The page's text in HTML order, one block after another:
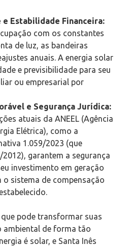
Estabilidade Financeira:
com os constantes
de luz, as bandeiras
anuais. A energia solar
e previsibilidade para seu
ou empresarial por
e Segurança Jurídica:
atuais da ANEEL (Agência
Elétrica), como a
1.059/2023 (que
garantem a segurança
investimento em geração
sistema de compensação
pode transformar suas
ambiental de forma tão
é solar, e Santa Inês